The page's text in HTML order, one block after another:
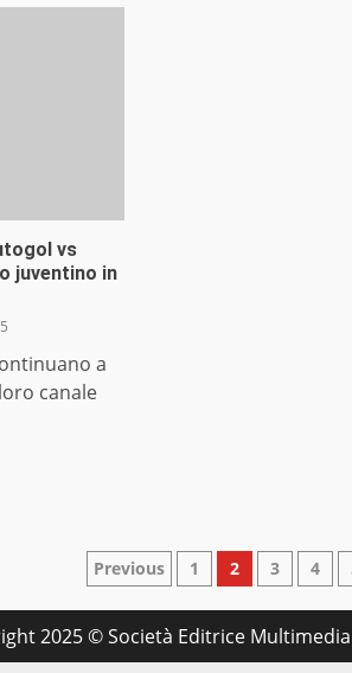
vs
juventino in
a
canale
Paginazione
degli
Previous 1 2 3 4
2025 © Società Editrice